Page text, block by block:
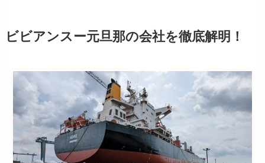
ビビアンスー元旦那の会社を徹底解明！